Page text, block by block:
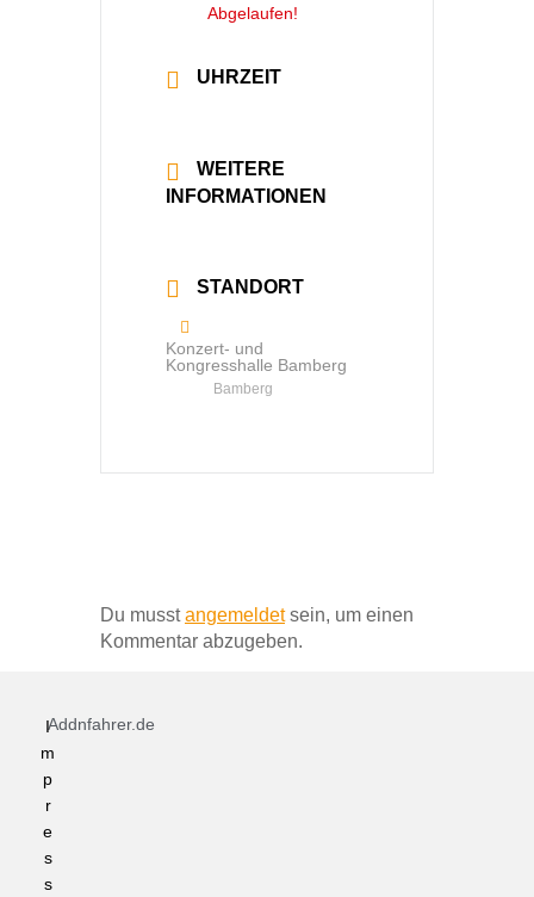
Abgelaufen!
UHRZEIT
WEITERE
INFORMATIONEN
STANDORT
Konzert- und
Kongresshalle Bamberg
Bamberg
Du musstangemeldetsein, um einen
Kommentar abzugeben.
Addnfahrer.de
I
m
p
r
e
s
s